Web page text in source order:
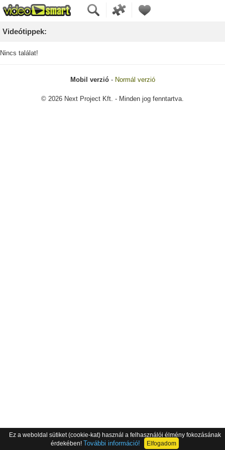
Videótippek:
Nincs találat!
Mobil verzió- Normál verzió
© 2026 Next Project Kft. - Minden jog fenntartva.
Ez a weboldal sütiket (cookie-kat) használ a felhasználói élmény fokozásának
érdekében! További információ! Elfogadom